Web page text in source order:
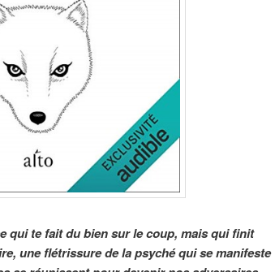
qui te fait du bien sur le coup, mais qui finit
une flétrissure de la psyché qui se manifeste